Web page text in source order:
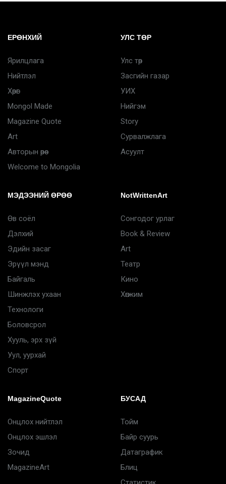
ЕРӨНХИЙ
Ярилцлага
Нийтлэл
Хөрөг
Mongol Made
Magazine Quote
Art
Авторын өрөө
Welcome to Mongolia
УЛС ТӨР
Улс төр
Засгийн газар
УИХ
Нийгэм
Story
Сурвалжлага
Асуулт
МЭДЭЭНИЙ ӨРӨӨ
Өв соёл
Дэлхий
Эдийн засаг
Эрүүл мэнд
Байгаль
Шинжлэх ухаан
Технологи
Боловсрол
Хууль, эрх зүй
Уул, уурхай
Спорт
NotWrittenArt
Сонгодог урлаг
Book & Review
Art
Театр
Кино
Хөгжим
MagazineQuote
Онцлох нийтлэл
Онцлох эшлэл
Зочид
MagazineArt
БУСАД
Тойм
Байр суурь
Датаграфик
Блиц